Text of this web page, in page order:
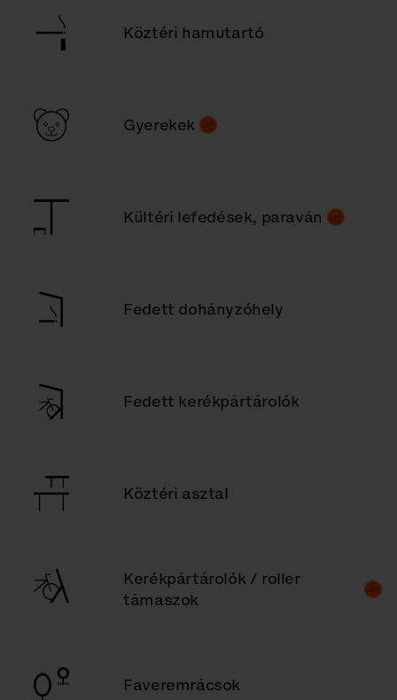
Köztéri hamutartó
Gyerekek
Kültéri lefedések, paraván
Fedett dohányzóhely
Fedett kerékpártárolók
Köztéri asztal
Kerékpártárolók / roller
támaszok
Faveremrácsok